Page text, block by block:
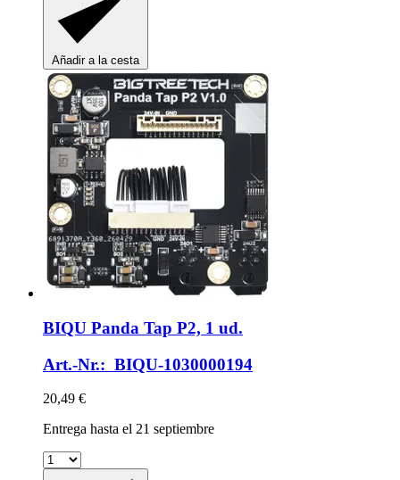
Añadir a la cesta
BIQU Panda Tap P2, 1 ud.
Art.-Nr.: BIQU-1030000194
20,49 €
Entrega hasta el 21 septiembre